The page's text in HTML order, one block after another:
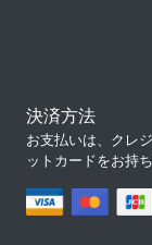
決済方法
お支払いは、クレ
ットカードをお持